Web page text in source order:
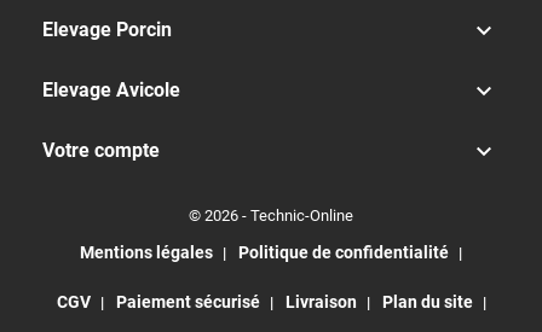
Elevage Porcin 
Elevage Avicole 
Votre compte 
© 2026 - Technic-Online
Mentions légales Politique de confidentialité
CGV Paiement sécurisé Livraison Plan du site